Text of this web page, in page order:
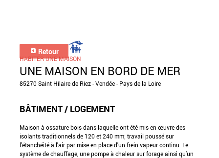
Retour
HABITER UNE MAISON
UNE MAISON EN BORD DE MER
85270 Saint Hilaire de Riez - Vendée - Pays de la Loire
BÂTIMENT / LOGEMENT
Maison à ossature bois dans laquelle ont été mis en œuvre des
isolants traditionnels de 120 et 240 mm; travail poussé sur
l'étanchéité à l'air par mise en place d'un frein vapeur continu. Le
système de chauffage, une pompe à chaleur sur forage ainsi qu'un